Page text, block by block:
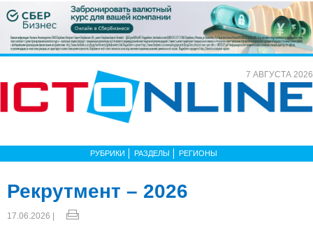
7 АВГУСТА 2026
РУБРИКИ РАЗДЕЛЫ РЕГИОНЫ
Рекрутмент – 2026
17.06.2026 |